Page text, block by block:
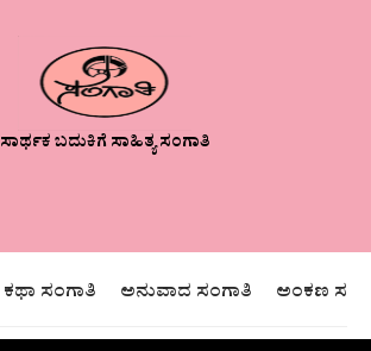
ಸಾರ್ಥಕ ಬದುಕಿಗೆ ಸಾಹಿತ್ಯ ಸಂಗಾತಿ
ಕಥಾ ಸಂಗಾತಿ ಅನುವಾದ ಸಂಗಾತಿ ಅಂಕಣ